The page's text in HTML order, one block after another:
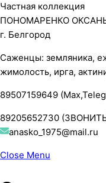
Частная коллекция
ПОНОМАРЕНКО
г. Белгород
Саженцы: земляника,
жимолость, ирга,
89507159649
89205652730
anasko_1975@mail.ru
Close Menu